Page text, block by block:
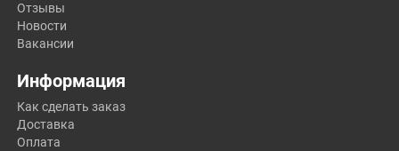
Отзывы
Новости
Вакансии
Информация
Как сделать заказ
Доставка
Оплата